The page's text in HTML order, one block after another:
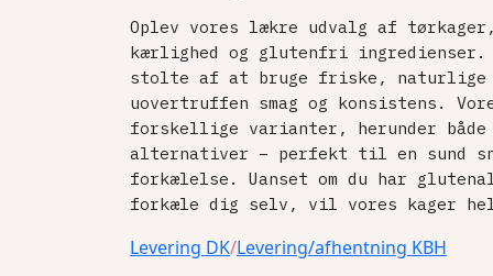
Oplev vores lækre udvalg af
kærlighed og glutenfri ingredienser.
stolte af at bruge friske, naturlige
uovertruffen smag og konsistens.
forskellige varianter, herunder både
alternativer – perfekt til en sund
forkælelse. Uanset om du har
forkæle dig selv, vil vores kager
Levering DK/Levering/afhentning KBH